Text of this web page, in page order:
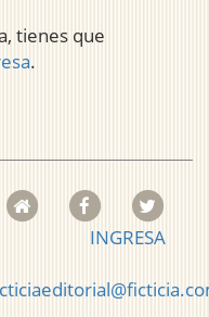
tienes que
.
INGRESA